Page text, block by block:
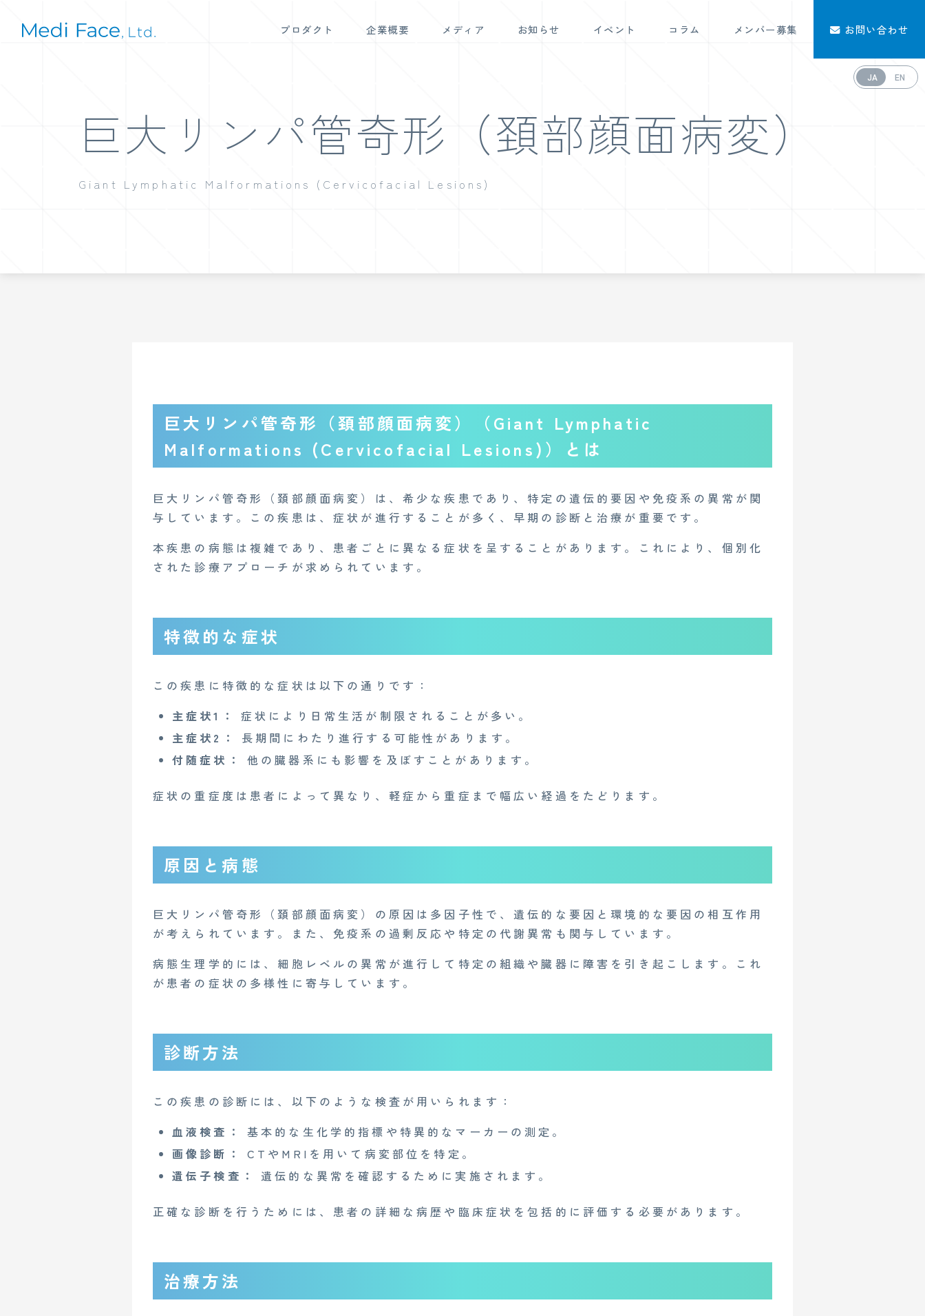
プロダクト 企業概要 メディア お知らせ イベント コラム メンバー募集 お問い合わせ
巨大リンパ管奇形（頚部顔面病変）
Giant Lymphatic Malformations (Cervicofacial Lesions)
巨大リンパ管奇形（頚部顔面病変）（Giant Lymphatic
Malformations (Cervicofacial Lesions)）とは
巨大リンパ管奇形（頚部顔面病変）は、希少な疾患であり、特定の遺伝的要因や免疫系の異常が関
与しています。この疾患は、症状が進行することが多く、早期の診断と治療が重要です。
本疾患の病態は複雑であり、患者ごとに異なる症状を呈することがあります。これにより、個別化
された診療アプローチが求められています。
特徴的な症状
この疾患に特徴的な症状は以下の通りです：
主症状1：
症状により日常生活が制限されることが多い。
主症状2：
長期間にわたり進行する可能性があります。
付随症状：
他の臓器系にも影響を及ぼすことがあります。
症状の重症度は患者によって異なり、軽症から重症まで幅広い経過をたどります。
原因と病態
巨大リンパ管奇形（頚部顔面病変）の原因は多因子性で、遺伝的な要因と環境的な要因の相互作用
が考えられています。また、免疫系の過剰反応や特定の代謝異常も関与しています。
病態生理学的には、細胞レベルの異常が進行して特定の組織や臓器に障害を引き起こします。これ
が患者の症状の多様性に寄与しています。
診断方法
この疾患の診断には、以下のような検査が用いられます：
血液検査：
基本的な生化学的指標や特異的なマーカーの測定。
画像診断：
CTやMRIを用いて病変部位を特定。
遺伝子検査：
遺伝的な異常を確認するために実施されます。
正確な診断を行うためには、患者の詳細な病歴や臨床症状を包括的に評価する必要があります。
治療方法
JA EN
CONTACT
情報セキュリティ基本方針